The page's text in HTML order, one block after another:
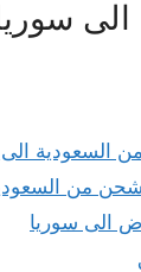
الى
السعودية الى
من
الى سوريا